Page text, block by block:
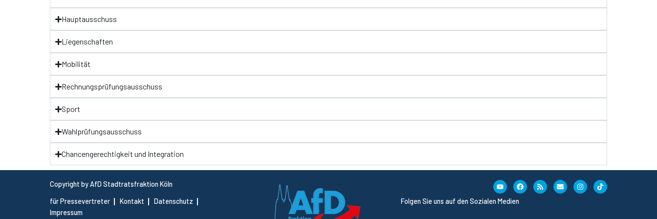
Hauptausschuss
Liegenschaften
Mobilität
Rechnungsprüfungsausschuss
Sport
Wahlprüfungsausschuss
Chancengerechtigkeit und Integration
Copyright by AfD Stadtratsfraktion Köln
für Pressevertreter Kontakt
Datenschutz
Impressum
Folgen Sie uns auf den Sozialen Medien